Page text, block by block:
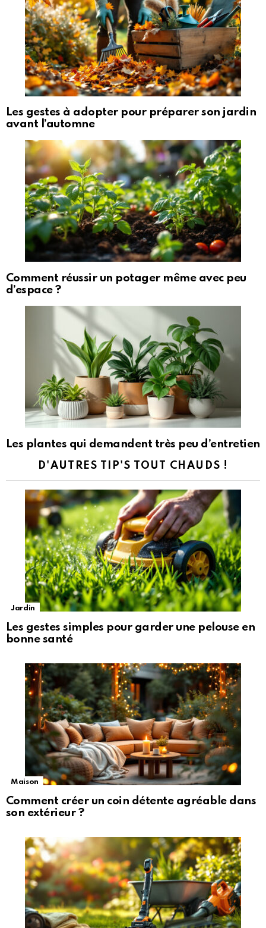
Les gestes à adopter pour préparer son jardin
avant l’automne
Comment réussir un potager même avec peu
d’espace ?
Les plantes qui demandent très peu d’entretien
D'AUTRES TIP'S TOUT CHAUDS !
Jardin
Les gestes simples pour garder une pelouse en
bonne santé
Maison
Comment créer un coin détente agréable dans
son extérieur ?